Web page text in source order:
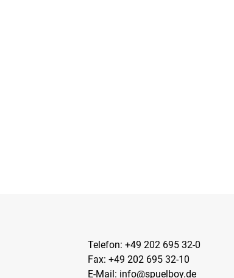
Telefon: +49 202 695 32-0
Fax: +49 202 695 32-10
E-Mail: info@spuelboy.de